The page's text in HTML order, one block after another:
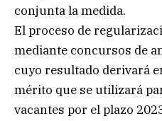
conjunta la medida.
El proceso de
mediante concursos de
cuyo resultado derivará
mérito que se utilizará
vacantes por el plazo